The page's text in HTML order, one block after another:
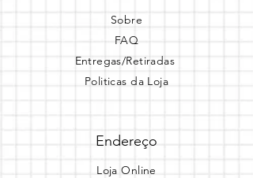
Sobre
FAQ
Entregas/Retiradas
Politicas da Loja
Endereço
Loja Online